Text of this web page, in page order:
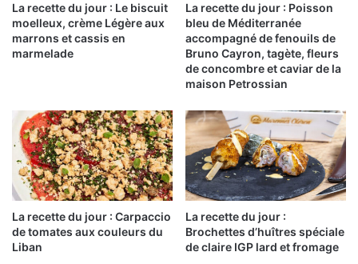
La recette du jour : Le biscuit
moelleux, crème Légère aux
marrons et cassis en
marmelade
La recette du jour : Poisson
bleu de Méditerranée
accompagné de fenouils de
Bruno Cayron, tagète, fleurs
de concombre et caviar de la
maison Petrossian
La recette du jour : Carpaccio
de tomates aux couleurs du
Liban
La recette du jour :
Brochettes d’huîtres spéciale
de claire IGP lard et fromage